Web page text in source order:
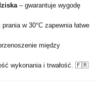
– gwarantuje wygodę
w 30°C zapewnia łatwe
między
wykonania i trwałość. 🇫🇷